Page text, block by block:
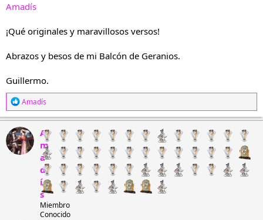
Amadís
¡Qué originales y maravillosos versos!
Abrazos y besos de mi Balcón de Geranios.
Guillermo.
R
e
a
c
c
i
o
Amadís
A
m
a
d
í
s
Miembro
Conocido